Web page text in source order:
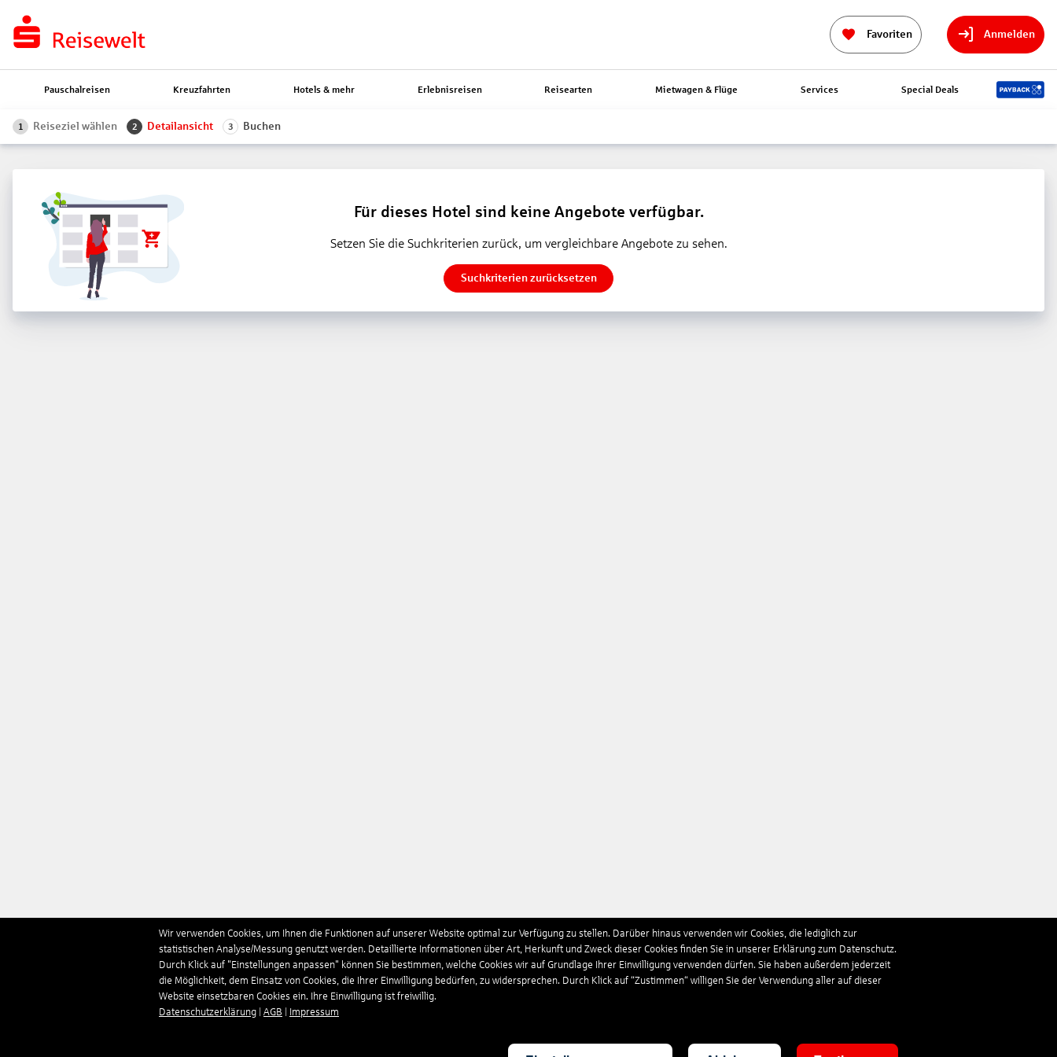
Favoriten Anmelden
Pauschalreisen Kreuzfahrten Hotels & mehr Erlebnisreisen Reisearten Mietwagen & Flüge Services Special Deals
1 Reiseziel wählen 2 Detailansicht 3 Buchen
Für dieses Hotel sind keine Angebote verfügbar.
Setzen Sie die Suchkriterien zurück, um vergleichbare Angebote zu sehen.
Suchkriterien zurücksetzen
Wir verwenden Cookies, um Ihnen die Funktionen auf unserer Website optimal zur Verfügung zu stellen. Darüber hinaus verwenden wir Cookies, die lediglich zur
statistischen Analyse/Messung genutzt werden. Detaillierte Informationen über Art, Herkunft und Zweck dieser Cookies finden Sie in unserer Erklärung zum Datenschutz.
Durch Klick auf "Einstellungen anpassen" können Sie bestimmen, welche Cookies wir auf Grundlage Ihrer Einwilligung verwenden dürfen. Sie haben außerdem jederzeit
die Möglichkeit, dem Einsatz von Cookies, die Ihrer Einwilligung bedürfen, zu widersprechen. Durch Klick auf “Zustimmen“ willigen Sie der Verwendung aller auf dieser
Website einsetzbaren Cookies ein. Ihre Einwilligung ist freiwillig.
Datenschutzerklärung
AGB Impressum